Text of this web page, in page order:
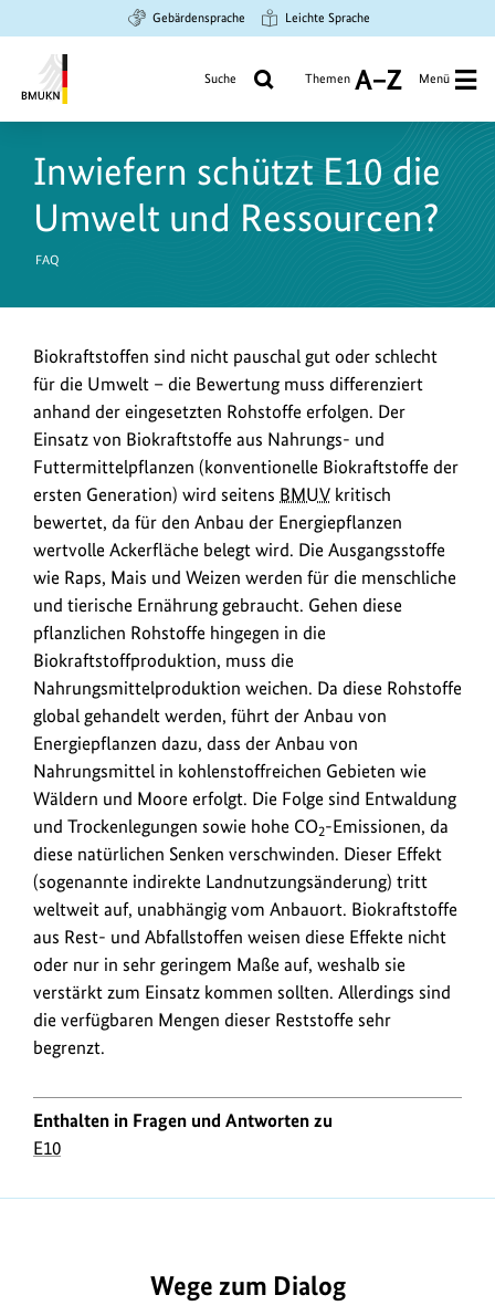
Hauptinhalt
springen
Suche
springen
Hauptnavigation
springen
Gebärdensprache Leichte Sprache
Umwelt,
Naturschutz
Suche Themen
A
Z
Menü
Inwiefern schützt E10 die
Umwelt und Ressourcen?
FAQ
Biokraftstoffen sind nicht pauschal gut oder schlecht
für die Umwelt – die Bewertung muss differenziert
anhand der eingesetzten Rohstoffe erfolgen. Der
Einsatz von Biokraftstoffe aus Nahrungs- und
Futtermittelpflanzen (konventionelle Biokraftstoffe der
ersten Generation) wird seitens BMUV kritisch
bewertet, da für den Anbau der Energiepflanzen
wertvolle Ackerfläche belegt wird. Die Ausgangsstoffe
wie Raps, Mais und Weizen werden für die menschliche
und tierische Ernährung gebraucht. Gehen diese
pflanzlichen Rohstoffe hingegen in die
Biokraftstoffproduktion, muss die
Nahrungsmittelproduktion weichen. Da diese Rohstoffe
global gehandelt werden, führt der Anbau von
Energiepflanzen dazu, dass der Anbau von
Nahrungsmittel in kohlenstoffreichen Gebieten wie
Wäldern und Moore erfolgt. Die Folge sind Entwaldung
und Trockenlegungen sowie hohe CO2-Emissionen, da
diese natürlichen Senken verschwinden. Dieser Effekt
(sogenannte indirekte Landnutzungsänderung) tritt
weltweit auf, unabhängig vom Anbauort. Biokraftstoffe
aus Rest- und Abfallstoffen weisen diese Effekte nicht
oder nur in sehr geringem Maße auf, weshalb sie
verstärkt zum Einsatz kommen sollten. Allerdings sind
die verfügbaren Mengen dieser Reststoffe sehr
begrenzt.
Enthalten in Fragen und Antworten zu
E10
Wege zum Dialog